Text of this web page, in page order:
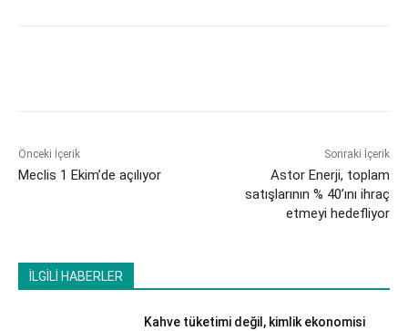
Önceki İçerik
Meclis 1 Ekim’de açılıyor
Sonraki İçerik
Astor Enerji, toplam
satışlarının % 40’ını ihraç
etmeyi hedefliyor
İLGİLİ HABERLER
Kahve tüketimi değil, kimlik ekonomisi